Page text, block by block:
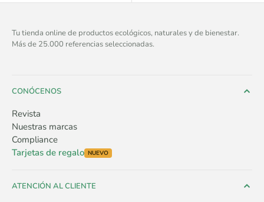
Tu tienda online de productos ecológicos, naturales y de bienestar.
Más de 25.000 referencias seleccionadas.
CONÓCENOS
Revista
Nuestras marcas
Compliance
Tarjetas de regalo NUEVO
ATENCIÓN AL CLIENTE